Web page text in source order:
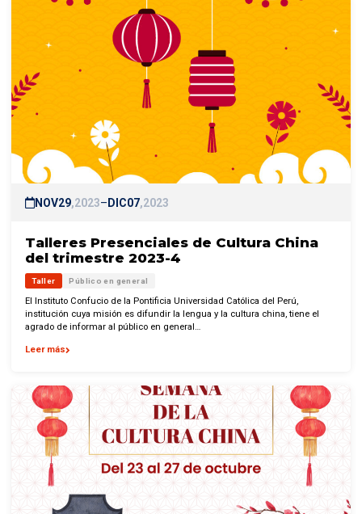
NOV29 2023–DIC07 2023
Talleres Presenciales de Cultura China
del trimestre 2023-4
Taller Público en general
El Instituto Confucio de la Pontificia Universidad Católica del Perú,
institución cuya misión es difundir la lengua y la cultura china, tiene el
agrado de informar al público en general…
Leer más